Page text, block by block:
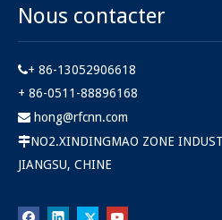
Nous contacter
+ 86-13052906618
+ 86-0511-88896168
 hong@rfcnn.com
NO2.XINDINGMAO ZONE
JIANGSU, CHINE